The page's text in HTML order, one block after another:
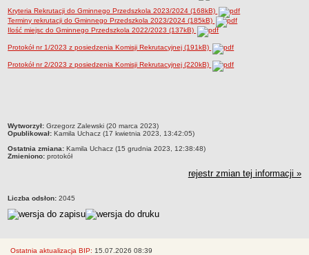
Dokumenty wewnętrzne
Zamówieia publiczne
Oferty pracy
Oświadczenie majątkowe
RODO
Kryteria Rekrutacji do Gminnego Przedszkola 2023/2024 (168kB)
Terminy rekrutacji do Gminnego Przedszkola 2023/2024 (185kB)
Ilość miejsc do Gminnego Przedszkola 2022/2023 (137kB)
Protokół nr 1/2023 z posiedzenia Komisji Rekrutacyjnej (191kB)
Protokół nr 2/2023 z posiedzenia Komisji Rekrutacyjnej (220kB)
metryczka
Wytworzył: Grzegorz Zalewski (20 marca 2023)
Opublikował: Kamila Uchacz (17 kwietnia 2023, 13:42:05)
Ostatnia zmiana: Kamila Uchacz (15 grudnia 2023, 12:38:48)
Zmieniono: protokół
rejestr zmian tej informacji »
Liczba odsłon: 2045
Ostatnia aktualizacja BIP: 15.07.2026 08:39